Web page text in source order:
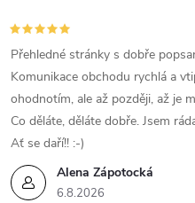
Alena Zápotocká
6.8.2026
Přehledné stránky s dobře
Komunikace obchodu rychlá a
ohodnotím, ale až později, až je
Co děláte, děláte dobře. Jsem
Ať se daří!! :-)